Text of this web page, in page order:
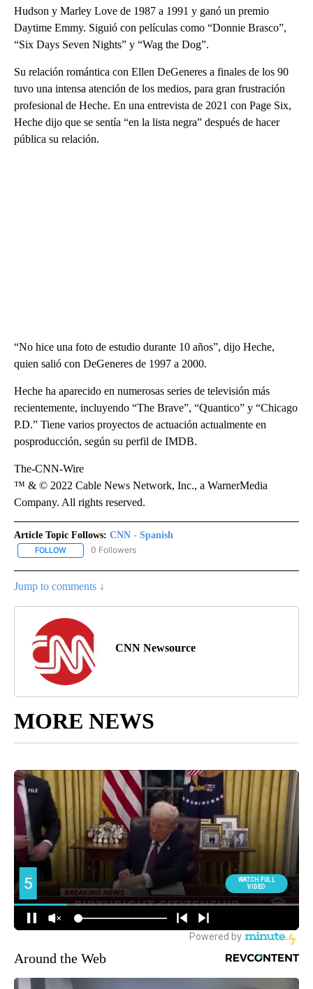
Hudson y Marley Love de 1987 a 1991 y ganó un premio
Daytime Emmy. Siguió con películas como “Donnie Brasco”,
“Six Days Seven Nights” y “Wag the Dog”.
Su relación romántica con Ellen DeGeneres a finales de los 90
tuvo una intensa atención de los medios, para gran frustración
profesional de Heche. En una entrevista de 2021 con Page Six,
Heche dijo que se sentía “en la lista negra” después de hacer
pública su relación.
“No hice una foto de estudio durante 10 años”, dijo Heche,
quien salió con DeGeneres de 1997 a 2000.
Heche ha aparecido en numerosas series de televisión más
recientemente, incluyendo “The Brave”, “Quantico” y “Chicago
P.D.” Tiene varios proyectos de actuación actualmente en
posproducción, según su perfil de IMDB.
The-CNN-Wire
™ & © 2022 Cable News Network, Inc., a WarnerMedia
Company. All rights reserved.
Article Topic Follows: CNN - Spanish
FOLLOW FOLLOW "CNN - SPANISH" TO RECEIVE NOTIFICATIONS ABOUT
0 Followers
Jump to comments ↓
CNN Newsource
MORE NEWS
Around the Web